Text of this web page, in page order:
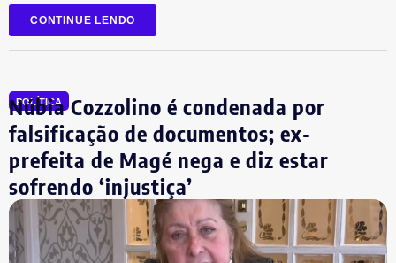
CONTINUE LENDO
POLÍTICA
Núbia Cozzolino é condenada por
falsificação de documentos; ex-
prefeita de Magé nega e diz estar
sofrendo ‘injustiça’